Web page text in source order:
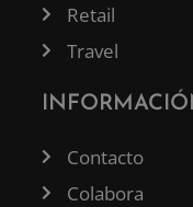
Retail
Travel
Contacto
Colabora